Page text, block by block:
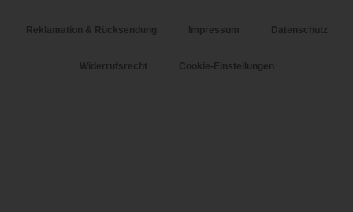
Reklamation & Rücksendung Impressum Datenschutz
Widerrufsrecht Cookie-Einstellungen